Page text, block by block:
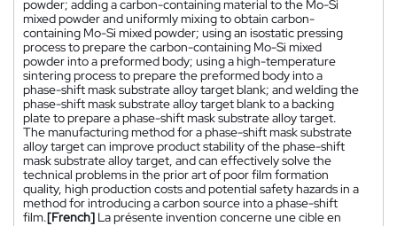
powder; adding a carbon-containing material to the Mo-Si
mixed powder and uniformly mixing to obtain carbon-
containing Mo-Si mixed powder; using an isostatic pressing
process to prepare the carbon-containing Mo-Si mixed
powder into a preformed body; using a high-temperature
sintering process to prepare the preformed body into a
phase-shift mask substrate alloy target blank; and welding the
phase-shift mask substrate alloy target blank to a backing
plate to prepare a phase-shift mask substrate alloy target.
The manufacturing method for a phase-shift mask substrate
alloy target can improve product stability of the phase-shift
mask substrate alloy target, and can effectively solve the
technical problems in the prior art of poor film formation
quality, high production costs and potential safety hazards in a
method for introducing a carbon source into a phase-shift
film.[French] La présente invention concerne une cible en